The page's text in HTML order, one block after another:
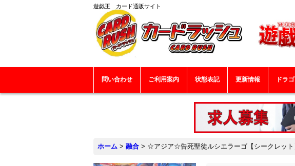
遊戯王 カード通販サイト
問い合わせ ご利用案内 状態表記 更新情報 ドラ
ホーム > 融合 > ☆アジア☆告死聖徒ルシエラーゴ【シークレット